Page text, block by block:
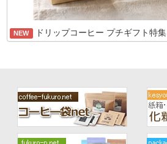
NEW ドリップコーヒー プチギフト特集